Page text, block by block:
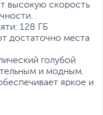
кг
mobile.com
товара,
Ctrl+Enter.
высокую скорость
128 ГБ
достаточно места
голубой
и модным.
яркое и